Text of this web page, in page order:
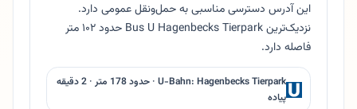
این آدرس دسترسی مناسبی به حمل‌ونقل عمومی دارد.
نزدیک‌ترین Bus U Hagenbecks Tierpark حدود ۱۰۲ متر
فاصله دارد.
U-Bahn: Hagenbecks Tierpark · حدود 178 متر · 2 دقیقه
پیاده